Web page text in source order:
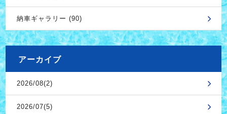
納車ギャラリー (90)
アーカイブ
2026/08(2)
2026/07(5)